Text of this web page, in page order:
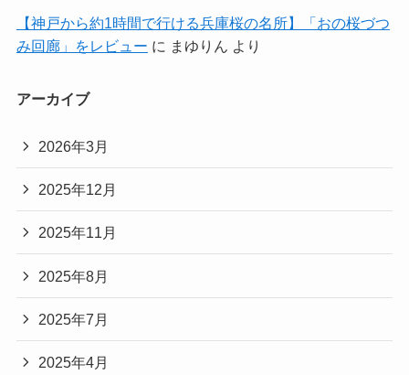
【神戸から約1時間で行ける兵庫桜の名所】「おの桜づつ
み回廊」をレビュー に まゆりん より
アーカイブ
2026年3月
2025年12月
2025年11月
2025年8月
2025年7月
2025年4月